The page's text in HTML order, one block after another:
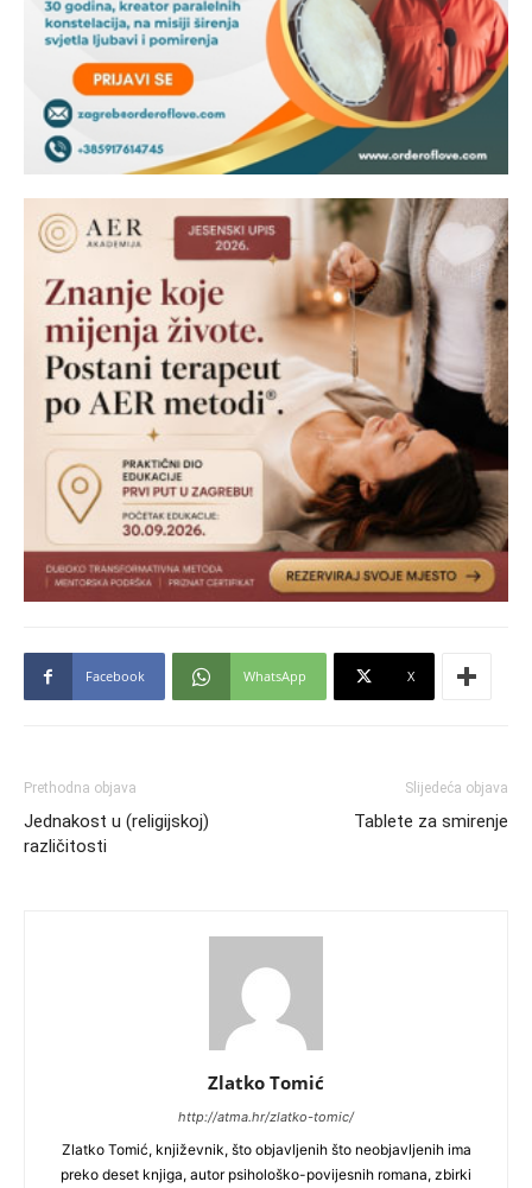
Facebook WhatsApp X
Prethodna objava
Jednakost u (religijskoj)
različitosti
Slijedeća objava
Tablete za smirenje
Zlatko Tomić
http://atma.hr/zlatko-tomic/
Zlatko Tomić, književnik, što objavljenih što neobjavljenih ima
preko deset knjiga, autor psihološko-povijesnih romana, zbirki